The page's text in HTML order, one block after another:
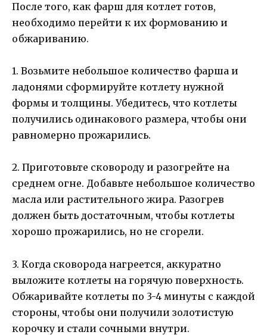
После того, как фарш для котлет готов,
необходимо перейти к их формованию и
обжариванию.
1. Возьмите небольшое количество фарша и
ладонями сформируйте котлету нужной
формы и толщины. Убедитесь, что котлеты
получились одинакового размера, чтобы они
равномерно прожарились.
2. Приготовьте сковороду и разогрейте на
среднем огне. Добавьте небольшое количество
масла или растительного жира. Разогрев
должен быть достаточным, чтобы котлеты
хорошо прожарились, но не сгорели.
3. Когда сковорода нагреется, аккуратно
выложите котлеты на горячую поверхность.
Обжаривайте котлеты по 3-4 минуты с каждой
стороны, чтобы они получили золотистую
корочку и стали сочными внутри.